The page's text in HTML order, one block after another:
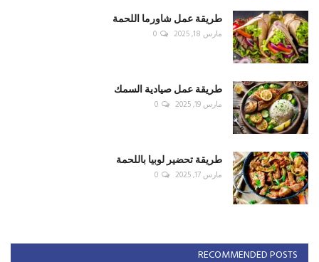
طريقة عمل شاورما اللحمة
مارس 18, 2025 0
طريقة عمل صيادية السمك
مارس 19, 2025 0
طريقة تحضير لوبيا باللحمة
مارس 17, 2025 0
RECOMMENDED POSTS